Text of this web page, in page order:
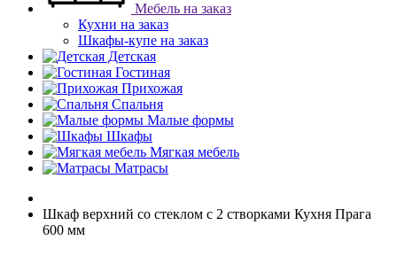
Мебель на заказ
Кухни на заказ
Шкафы-купе на заказ
Детская
Гостиная
Прихожая
Спальня
Малые формы
Шкафы
Мягкая мебель
Матрасы
Шкаф верхний со стеклом с 2 створками Кухня Прага
600 мм